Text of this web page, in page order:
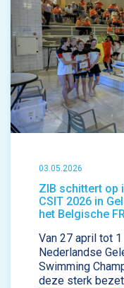
03.05.2026
ZIB schittert op
CSIT 2026 in
het Belgische
Van 27 april tot
Nederlandse
Swimming
deze sterk